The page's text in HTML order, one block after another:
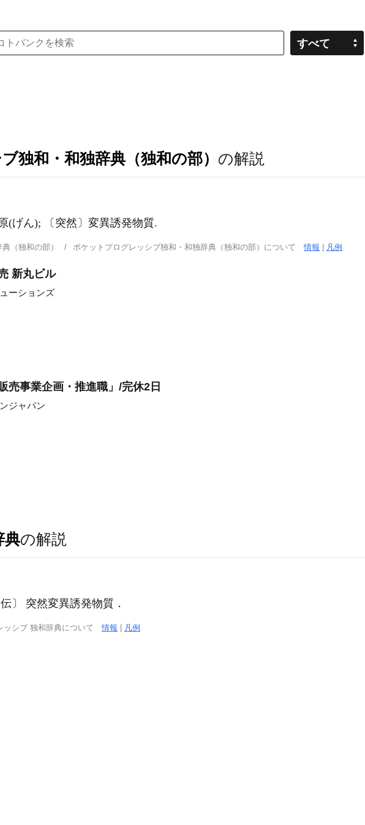
すべて
独和・和独辞典（独和の部） の解説
げん); 〔突然〕変異誘発物質.
（独和の部） ポケットプログレッシブ独和・和独辞典（独和の部）について情報 凡例
新丸ビル
ーションズ
売事業企画・推進職」/完休2日
ジャパン
典の解説
〕 突然変異誘発物質．
ッシブ 独和辞典について情報 | 凡例